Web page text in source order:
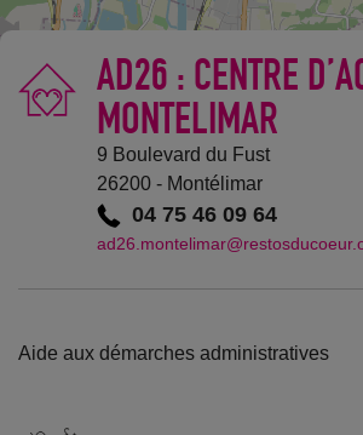
AD26 : CENTRE
MONTELIMAR
9 Boulevard du Fust
26200 - Montélimar
04 75 46 09 64
Aide aux démarches